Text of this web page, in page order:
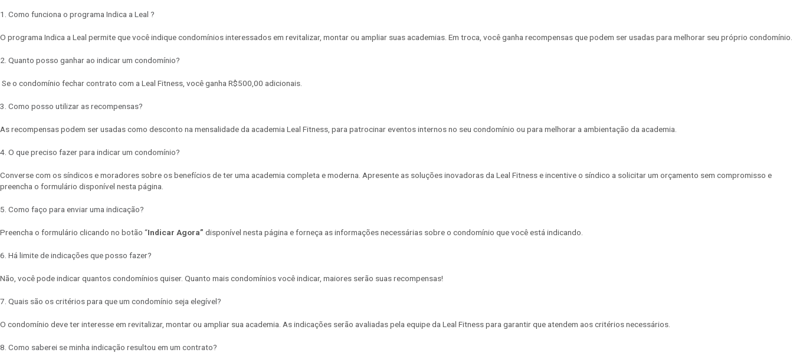
1. Como funciona o programa Indica a Leal ?
O programa Indica a Leal permite que você indique condomínios interessados em revitalizar, montar ou ampliar suas academias. Em troca, você ganha recompensas que podem ser usadas para melhorar seu próprio condomínio.
2. Quanto posso ganhar ao indicar um condomínio?
Se o condomínio fechar contrato com a Leal Fitness, você ganha R$500,00 adicionais.
3. Como posso utilizar as recompensas?
As recompensas podem ser usadas como desconto na mensalidade da academia Leal Fitness, para patrocinar eventos internos no seu condomínio ou para melhorar a ambientação da academia.
4. O que preciso fazer para indicar um condomínio?
Converse com os síndicos e moradores sobre os benefícios de ter uma academia completa e moderna. Apresente as soluções inovadoras da Leal Fitness e incentive o síndico a solicitar um orçamento sem compromisso e
preencha o formulário disponível nesta página.
5. Como faço para enviar uma indicação?
Preencha o formulário clicando no botão “Indicar Agora” disponível nesta página e forneça as informações necessárias sobre o condomínio que você está indicando.
6. Há limite de indicações que posso fazer?
Não, você pode indicar quantos condomínios quiser. Quanto mais condomínios você indicar, maiores serão suas recompensas!
7. Quais são os critérios para que um condomínio seja elegível?
O condomínio deve ter interesse em revitalizar, montar ou ampliar sua academia. As indicações serão avaliadas pela equipe da Leal Fitness para garantir que atendem aos critérios necessários.
8. Como saberei se minha indicação resultou em um contrato?